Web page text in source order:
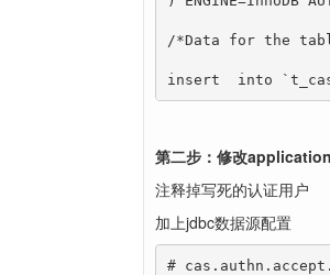
/*Data for the
insert  into
第二步：修改
注释掉写死的认证用户
加上jdbc数据源配置
#